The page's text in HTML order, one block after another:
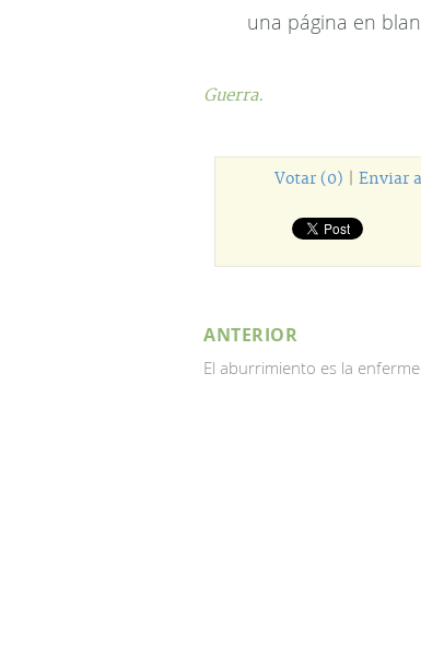
una página en
Guerra.
Votar (0) Enviar
ANTERIOR
El aburrimiento es la